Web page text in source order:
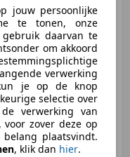
Meriva1.6-16V
HOOGINSTAP AIRCO
77 kW (105 PK)
jouw persoonlijke
te tonen, onze
daarvan te
om akkoord
verwerking
je op de knop
selectie over
verwerking van
voor zover deze op
plaatsvindt.
, klik dan hier.